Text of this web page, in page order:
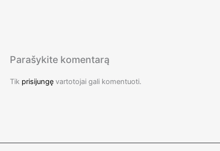
Parašykite komentarą
Tik prisijungę vartotojai gali komentuoti.